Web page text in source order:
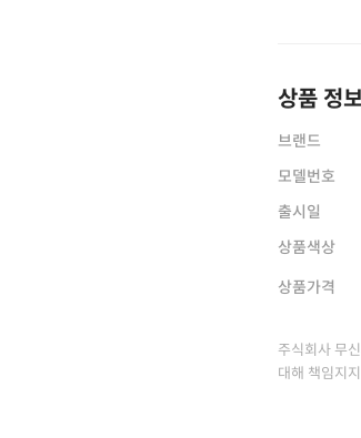
상품 정
브랜드
모델번호
출시일
상품색상
상품가격
주식회사 무
대해 책임지